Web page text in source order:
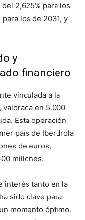
2,625% para los
los de 2031, y
y
financiero
vinculada a la
valorada en 5.000
Esta operación
país de Iberdrola
de euros,
millones.
interés tanto en la
sido clave para
momento óptimo.